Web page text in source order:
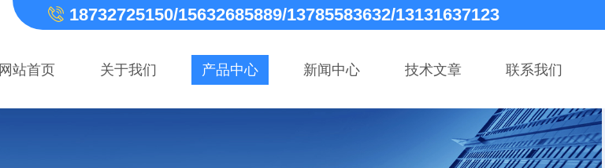
18732725150/15632685889/13785583632/13131637123
网站首页 关于我们 产品中心 新闻中心 技术文章 联系我们